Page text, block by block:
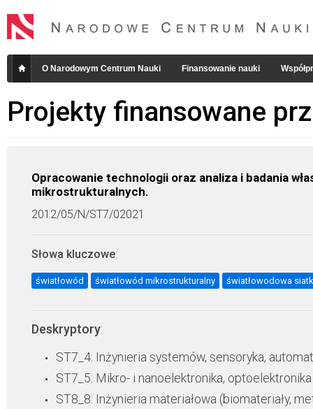
O Narodowym Centrum Nauki Finansowanie nauki
Projekty finansowane
Opracowanie technologii oraz analiza i badania
mikrostrukturalnych.
2012/05/N/ST7/02021
Słowa kluczowe:
światłowód światłowód mikrostrukturalny światłowodowa
Deskryptory:
ST7_4: Inżynieria systemów, sensoryka,
ST7_5: Mikro- i nanoelektronika, optoelektronika
ST8_8: Inżynieria materiałowa (biomateriały,